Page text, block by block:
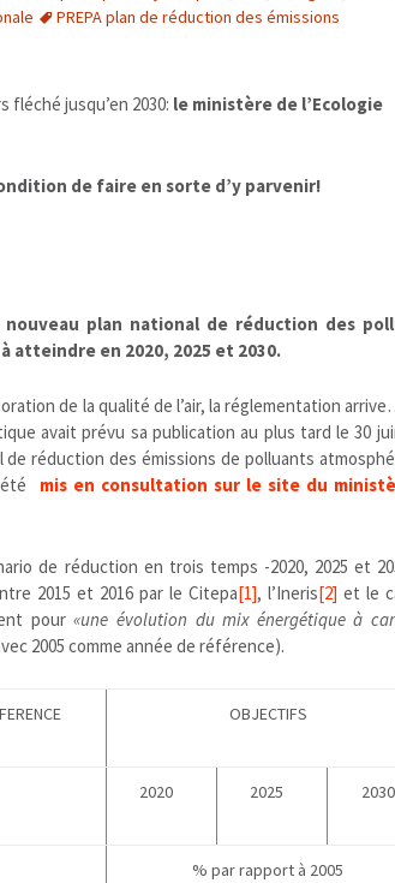
Biodiversité
Déchets
Environnement numérique
Études scientifiques
Logement
Modes de comportement
offre de soins
dispositifs de santé, vaccins
Population à risque
Publications recommandées
Rayonnements
réglementaire
Tourisme
PREPA plan de réduction des émissions
jusqu’en 2030: le ministère de l’Ecologie
de faire en sorte d’y parvenir!
plan national de réduction des
en 2020, 2025 et 2030.
de la qualité de l’air, la réglementation
avait prévu sa publication au plus tard le 30
de réduction des émissions de polluants
été mis en consultation sur le site du
de réduction en trois temps -2020, 2025 et
2015 et 2016 par le Citepa[1], l’Ineris[2] et le
pour«une évolution du mix énergétique à
2005 comme année de référence).
OBJECTIFS
2020 2025 2030
% par rapport à 2005